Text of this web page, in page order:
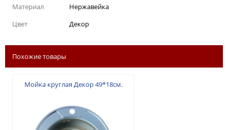
Материал
Нержавейка
Цвет
Декор
Похожие товары
Мойка круглая Декор 49*18см.